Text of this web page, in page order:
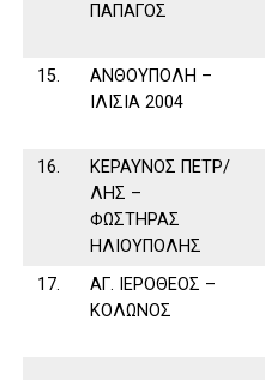
ΠΑΠΑΓΟΣ
15.
ΑΝΘΟΥΠΟΛΗ –
ΙΛΙΣΙΑ 2004
16.
ΚΕΡΑΥΝΟΣ ΠΕΤΡ/
ΛΗΣ –
ΦΩΣΤΗΡΑΣ
ΗΛΙΟΥΠΟΛΗΣ
17.
ΑΓ. ΙΕΡΟΘΕΟΣ –
ΚΟΛΩΝΟΣ